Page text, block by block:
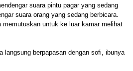
suara pintu pagar yang sedang
suara orang yang sedang berbicara.
memutuskan untuk ke luar kamar melihat
langsung berpapasan dengan sofi, ibunya